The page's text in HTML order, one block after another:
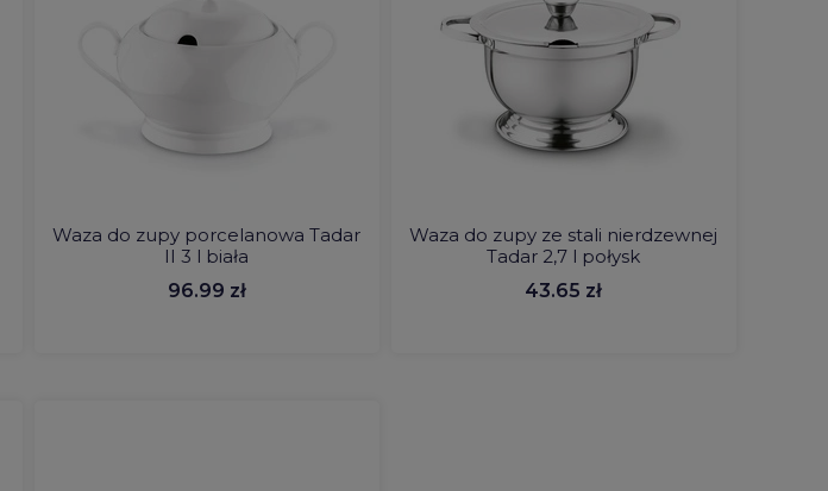
Waza do zupy porcelanowa Tadar
II 3 l biała
96.99 zł
Waza do zupy ze stali nierdzewnej
Tadar 2,7 l połysk
43.65 zł